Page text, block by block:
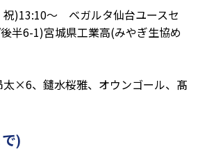
)13:10～ ベガルタ仙台ユースセ
半6-1)宮城県工業高(みやぎ生協め
×6、鑓水桜雅、オウンゴール、髙
)